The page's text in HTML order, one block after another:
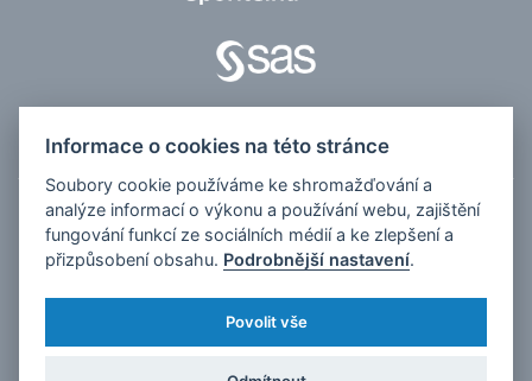
© 2026, Česko v datech
Kontakt pro média:tomas.odstrcil@dfmg.cz
Sociální sítě:
Informace o cookies na této stránce
Soubory cookie používáme ke shromažďování a
analýze informací o výkonu a používání webu, zajištění
fungování funkcí ze sociálních médií a ke zlepšení a
přizpůsobení obsahu. Podrobnější nastavení.
Povolit vše